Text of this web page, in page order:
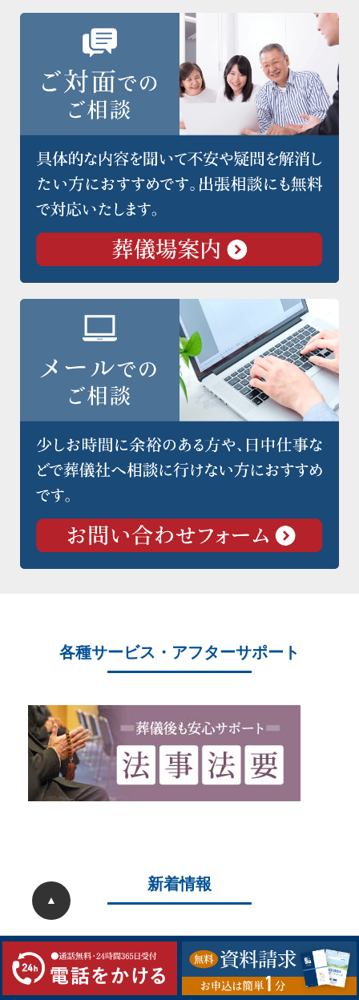
各種サービス・アフターサポート
新着情報
2026/05/22 ことぶき中央斎場 20周年大感謝祭を開催しまし
た
2026/05/04 ことぶき中央斎場 20周年記念大感謝祭開催のお
▲